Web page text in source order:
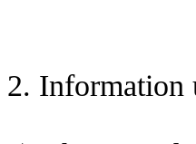
2. Information